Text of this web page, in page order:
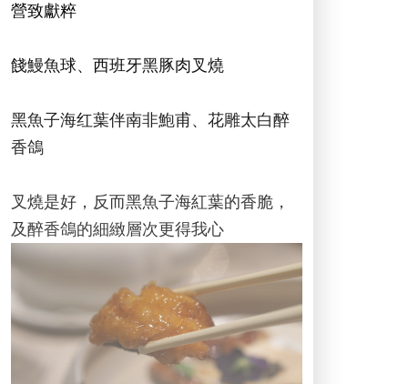
營致獻粹
餞鰻魚球、西班牙黑豚肉叉燒
黑魚子海红葉伴南非鮑甫、花雕太白醉
香鴿
叉燒是好，反而黑魚子海紅葉的香脆，
及醉香鴿的細緻層次更得我心